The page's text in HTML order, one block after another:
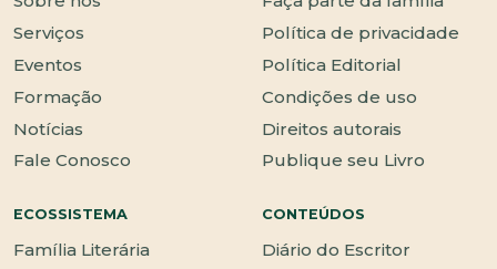
Serviços
Eventos
Formação
Notícias
Fale Conosco
Política de privacidade
Política Editorial
Condições de uso
Direitos autorais
Publique seu Livro
ECOSSISTEMA
Família Literária
CONTEÚDOS
Diário do Escritor